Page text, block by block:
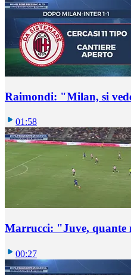
Raimondi: "Milan, si
01:58
Marrucci: "Juve, quante
00:27